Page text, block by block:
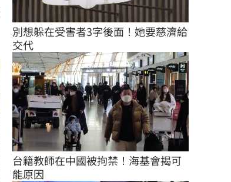
別想躲在受害者3字後面！她要慈濟給
交代
台籍教師在中國被拘禁！海基會揭可
能原因